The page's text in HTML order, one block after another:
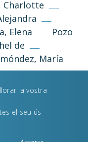
Charlotte
Elena
Pozo
de
María
Claudia
Élisabeth
Valentine
Llimona
la vostra
el seu ús